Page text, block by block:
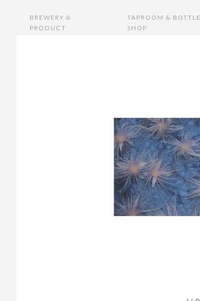
BREWERY &
PRODUCT
TAPROOM & BOTTLE
SHOP